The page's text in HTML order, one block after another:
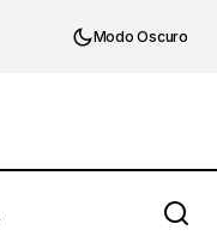
Modo Oscuro